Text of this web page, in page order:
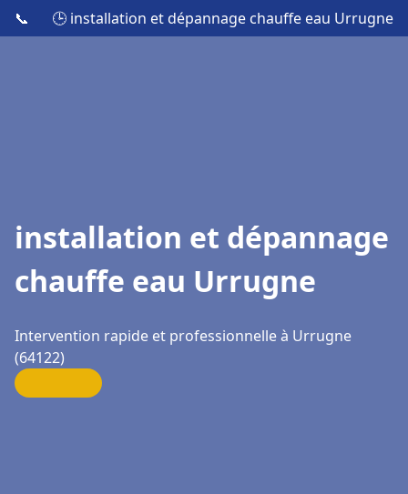
📞 🕒 installation et dépannage chauffe eau Urrugne
installation et dépannage
chauffe eau Urrugne
Intervention rapide et professionnelle à Urrugne
(64122)